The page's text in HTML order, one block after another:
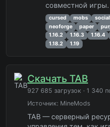
совместной игры.
cursed mobs social
neoforge
paper
1.16.2
1.16.3 1.16.4
1.18.2
1.19
Скачать TAB
927 685 загрузок · 1 340
Источник: MineMods
TAB — серверный